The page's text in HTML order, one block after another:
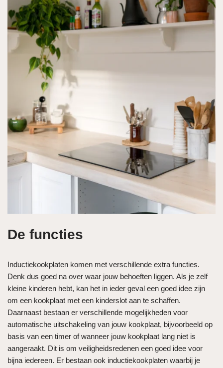
De functies
Inductiekookplaten komen met verschillende extra functies.
Denk dus goed na over waar jouw behoeften liggen. Als je zelf
kleine kinderen hebt, kan het in ieder geval een goed idee zijn
om een kookplaat met een kinderslot aan te schaffen.
Daarnaast bestaan er verschillende mogelijkheden voor
automatische uitschakeling van jouw kookplaat, bijvoorbeeld op
basis van een timer of wanneer jouw kookplaat lang niet is
aangeraakt. Dit is om veiligheidsredenen een goed idee voor
bijna iedereen. Er bestaan ook inductiekookplaten waarbij je